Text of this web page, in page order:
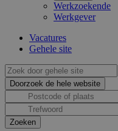
Werkzoekende
Werkgever
Vacatures
Gehele site